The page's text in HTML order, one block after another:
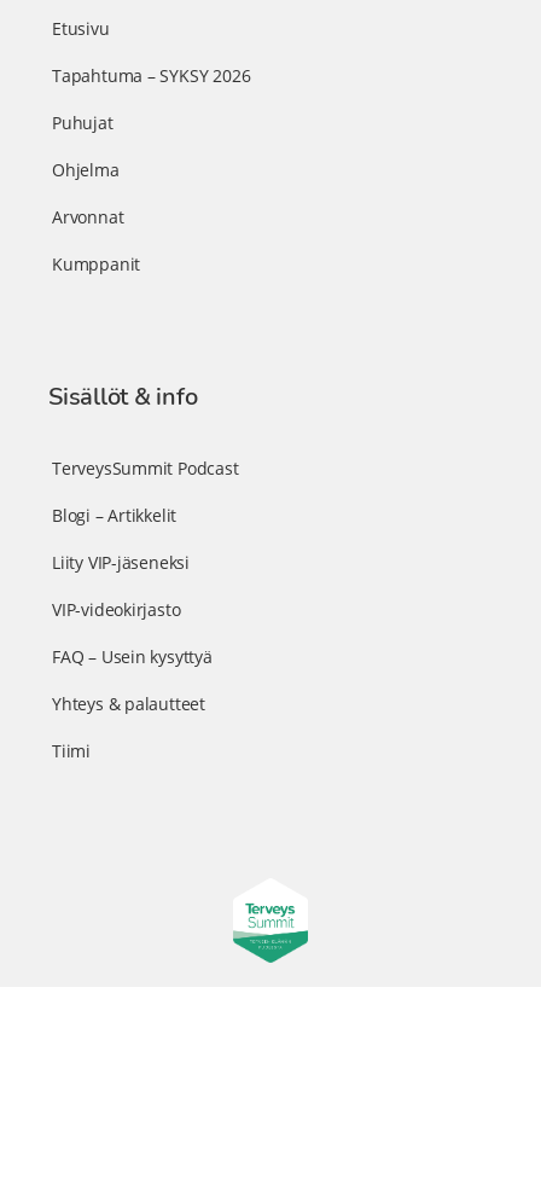
Etusivu
Tapahtuma – SYKSY 2026
Puhujat
Ohjelma
Arvonnat
Kumppanit
Sisällöt & info
TerveysSummit Podcast
Blogi – Artikkelit
Liity VIP-jäseneksi
VIP-videokirjasto
FAQ – Usein kysyttyä
Yhteys & palautteet
Tiimi